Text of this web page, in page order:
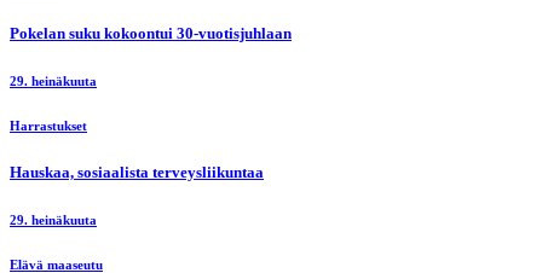
Pokelan suku kokoontui 30-vuotisjuhlaan
29. heinäkuuta
Harrastukset
Hauskaa, sosiaalista terveysliikuntaa
29. heinäkuuta
Elävä maaseutu